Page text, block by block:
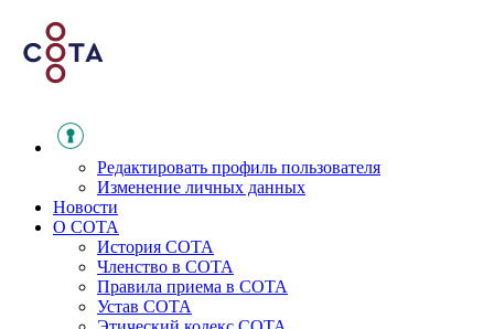
Редактировать профиль пользователя
Изменение личных данных
Новости
О СОТА
История СОТА
Членство в СОТА
Правила приема в СОТА
Устав СОТА